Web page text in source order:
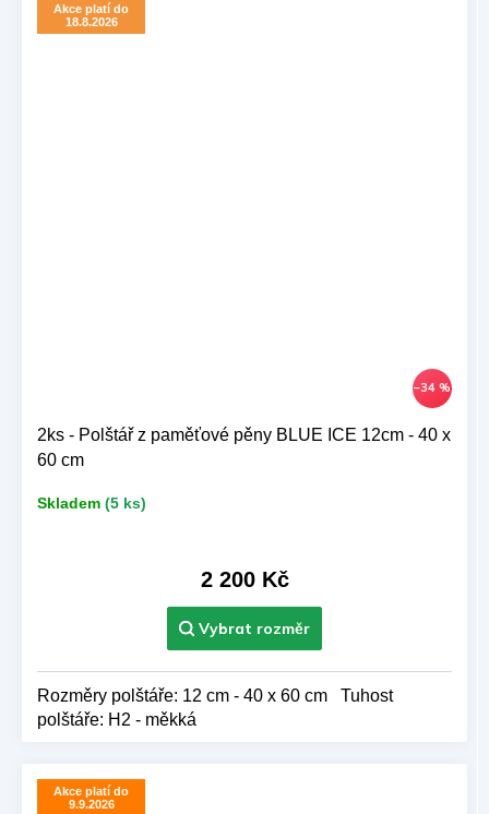
Akce platí do
18.8.2026
–34 %
2ks - Polštář z paměťové pěny BLUE ICE 12cm - 40 x
60 cm
Skladem (5 ks)
2 200 Kč
Rozměry polštáře: 12 cm - 40 x 60 cm Tuhost
polštáře: H2 - měkká
Akce platí do
9.9.2026